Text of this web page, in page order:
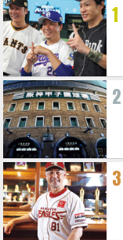
1
2
3